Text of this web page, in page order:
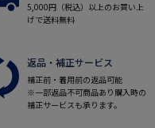
5,000円（税込）以上のお買い上
げで送料無料
返品・補正サービス
補正前・着用前の返品可能
※一部返品不可商品あり購入時の
補正サービスも承ります。